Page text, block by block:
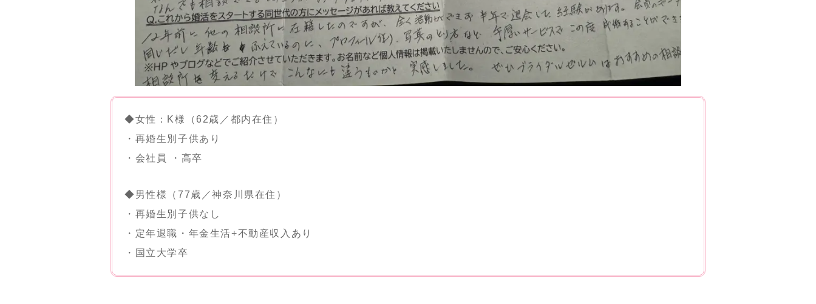
◆女性：K様（62歳／都内在住）
・再婚生別子供あり
・会社員 ・高卒
◆男性様（77歳／神奈川県在住）
・再婚生別子供なし
・定年退職・年金生活+不動産収入あり
・国立大学卒